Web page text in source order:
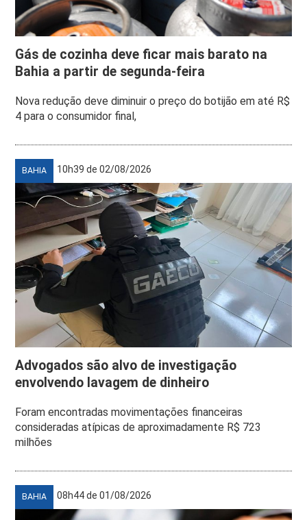
Gás de cozinha deve ficar mais barato na
Bahia a partir de segunda-feira
Nova redução deve diminuir o preço do botijão em até R$
4 para o consumidor final,
BAHIA 10h39 de 02/08/2026
Advogados são alvo de investigação
envolvendo lavagem de dinheiro
Foram encontradas movimentações financeiras
consideradas atípicas de aproximadamente R$ 723
milhões
BAHIA 08h44 de 01/08/2026